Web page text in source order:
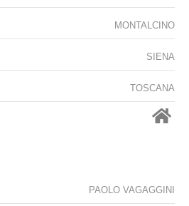
MONTALCINO
SIENA
TOSCANA
PAOLO VAGAGGINI